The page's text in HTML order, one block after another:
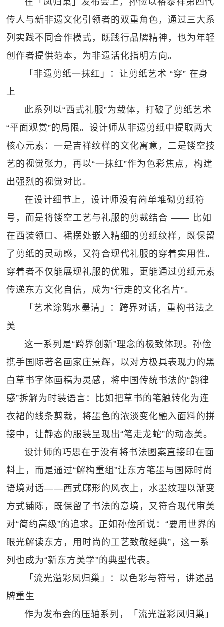
传人与新非遗文化引领者的双重角色，通过三大系
列实践不同合作模式，既践行品牌精神，也为年轻
创作者提供范本，为非遗活化指明方向。
「非遗剪纸一抹红」：让剪纸艺术 “穿” 在身
上
此系列以“西式礼服”为载体，打破了剪纸艺术
“平面观赏”的局限。设计师从非遗剪纸中提取两大
核心元素：一是吉祥纹样的文化寓意，二是镂空技
艺的视觉张力，再以“一抹红”作为色彩焦点，构建
出强烈的视觉对比。
在设计细节上，设计师没有简单堆砌剪纸符
号，而是将镂空工艺与礼服的剪裁结合 —— 比如
在西装领口、裙摆处嵌入精细的剪纸纹样，既保留
了剪纸的灵动感，又符合现代礼服的穿着实用性。
穿着者不仅能展现礼服的优雅，更能通过剪纸元素
传递东方文化自信，成为“行走的文化名片”。
「艺术涂鸦水墨清」：跨界对话，重构书法之
美
这一系列是“跨界创新”理念的极致体现。孙俭
携手国际著名画家庄景辉，以对方极具表现力的黑
白草书字体画稿为灵感，将中国传统书法的“韵律
感”拆解为时装语言：比如把草书的笔触转化为连
衣裙的线条剪裁，将墨色的浓淡变化融入面料的拼
接中，让静态的服装呈现出“笔走龙蛇”的动态美。
设计师的巧思在于没有将书法图案直接印在面
料上，而是通过“解构重组”让东方笔墨与国际时尚
语境对话——西式廓形的风衣上，水墨纹理以渐变
方式铺陈，既保留了书法的意境，又符合现代审美
对“简约高级”的追求。正如孙俭所说：“要用世界的
眼光解读东方，用时尚的工艺致敬经典”，这一系
列也成为“新东方美学”的典型代表。
「流光溢彩凤归巢」：以色彩与符号，讲述品
牌重生
作为发布会的压轴系列，「流光溢彩凤归巢」